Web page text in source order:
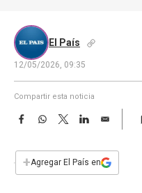
El País
12/05/2026, 09:35
Compartir esta noticia
F
e
b
W
s
T
w
t
L
E
i
l
+Agregar El País en